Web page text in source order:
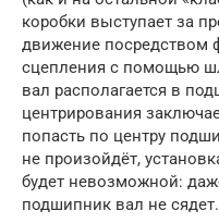
коробки выступает за
движение посредством
сцепления с помощью
вал располагается в
центрирования
попасть по центру
не произойдёт,
будет невозможной:
подшипник вал не сядет.